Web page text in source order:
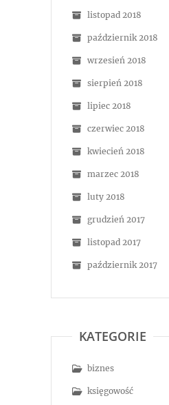
listopad 2018
październik 2018
wrzesień 2018
sierpień 2018
lipiec 2018
czerwiec 2018
kwiecień 2018
marzec 2018
luty 2018
grudzień 2017
listopad 2017
październik 2017
KATEGORIE
biznes
księgowość